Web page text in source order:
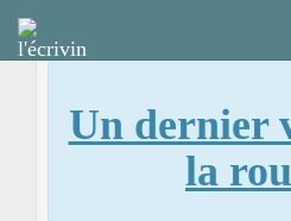
Un dernier
la